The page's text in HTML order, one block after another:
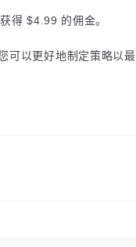
得 $4.99 的佣金。
可以更好地制定策略以